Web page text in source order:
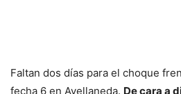
Faltan dos días para el choque
fecha 6 en Avellaneda. De cara a